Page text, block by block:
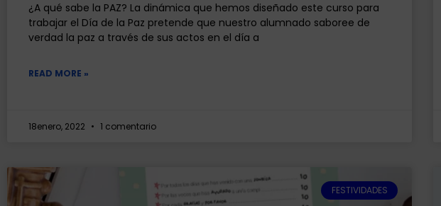
¿A qué sabe la PAZ? La dinámica que hemos diseñado este curso para
trabajar el Día de la Paz pretende que nuestro alumnado saboree de
verdad la paz a través de sus actos en el día a
READ MORE »
18enero, 2022 1 comentario
FESTIVIDADES